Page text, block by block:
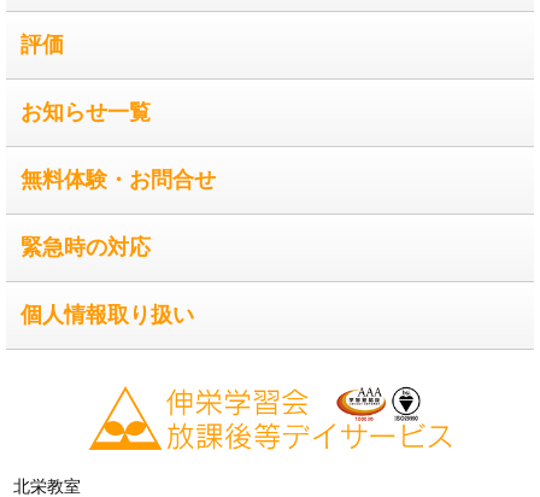
評価
お知らせ一覧
無料体験・お問合せ
緊急時の対応
個人情報取り扱い
北栄教室